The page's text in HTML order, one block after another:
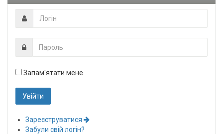
Запам'ятати мене
Зареєструватися
Забули свій логін?